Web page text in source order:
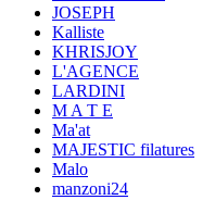
JOSEPH
Kalliste
KHRISJOY
L'AGENCE
LARDINI
M A T E
Ma'at
MAJESTIC filatures
Malo
manzoni24